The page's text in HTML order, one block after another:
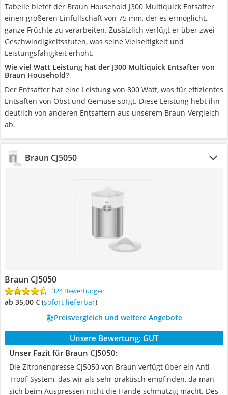
Tabelle bietet der Braun Household J300 Multiquick Entsafter
einen größeren Einfüllschaft von 75 mm, der es ermöglicht,
ganze Früchte zu verarbeiten. Zusätzlich verfügt er über zwei
Geschwindigkeitsstufen, was seine Vielseitigkeit und
Leistungsfähigkeit erhöht.
Wie viel Watt Leistung hat der J300 Multiquick Entsafter von
Braun Household?
Der Entsafter hat eine Leistung von 800 Watt, was für effizientes
Entsaften von Obst und Gemüse sorgt. Diese Leistung hebt ihn
deutlich von anderen Entsaftern aus unserem Braun-Vergleich
ab.
Braun CJ5050
Braun CJ5050
324 Bewertungen
ab 35,00 € ( Sofort lieferbar)
Preisvergleich und weitere Angebote
Unsere Bewertung: GUT
Unser Fazit für Braun CJ5050:
Die Zitronenpresse CJ5050 von Braun verfügt über ein Anti-
Tropf-System, das wir als sehr praktisch empfinden, da man
sich beim Auspressen nicht die Hände schmutzig macht. Des